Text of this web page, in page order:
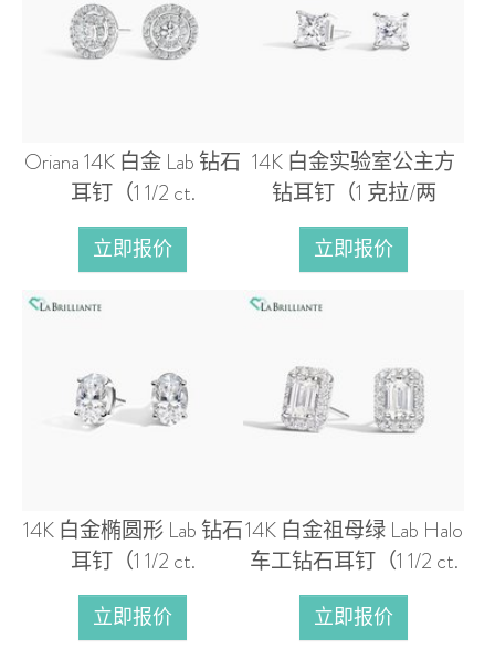
Oriana 14K 白金 Lab 钻石
耳钉（1 1/2 ct.
立即报价
14K 白金实验室公主方
钻耳钉（1 克拉/两
立即报价
14K 白金椭圆形 Lab 钻石
耳钉（1 1/2 ct.
立即报价
14K 白金祖母绿 Lab Halo
车工钻石耳钉（1 1/2 ct.
立即报价